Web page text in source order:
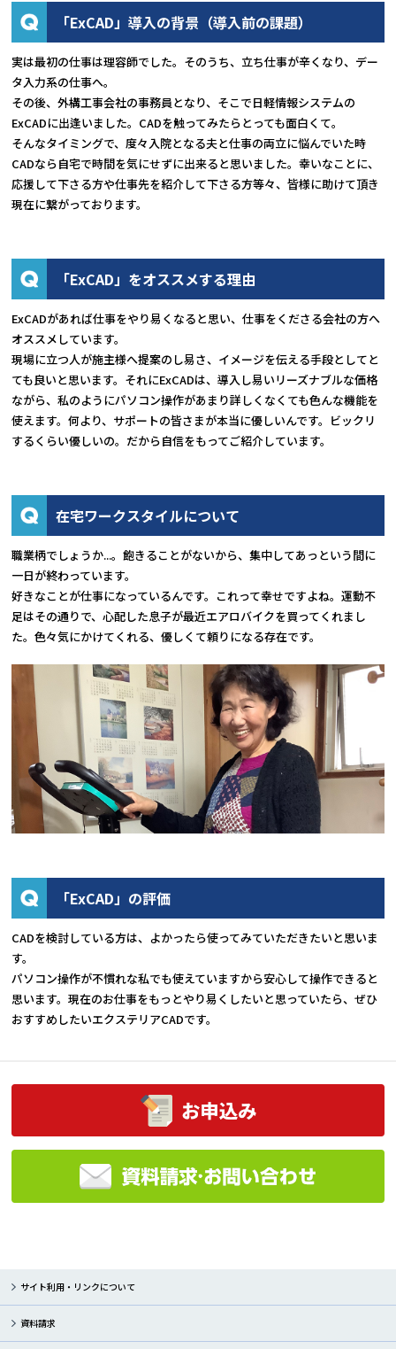
「ExCAD」導入の背景（導入前の課題）
実は最初の仕事は理容師でした。そのうち、立ち仕事が辛くなり、デー
タ入力系の仕事へ。
その後、外構工事会社の事務員となり、そこで日軽情報システムの
ExCADに出逢いました。CADを触ってみたらとっても面白くて。
そんなタイミングで、度々入院となる夫と仕事の両立に悩んでいた時
CADなら自宅で時間を気にせずに出来ると思いました。幸いなことに、
応援して下さる方や仕事先を紹介して下さる方等々、皆様に助けて頂き
現在に繋がっております。
「ExCAD」をオススメする理由
ExCADがあれば仕事をやり易くなると思い、仕事をくださる会社の方へ
オススメしています。
現場に立つ人が施主様へ提案のし易さ、イメージを伝える手段としてと
ても良いと思います。それにExCADは、導入し易いリーズナブルな価格
ながら、私のようにパソコン操作があまり詳しくなくても色んな機能を
使えます。何より、サポートの皆さまが本当に優しいんです。ビックリ
するくらい優しいの。だから自信をもってご紹介しています。
在宅ワークスタイルについて
職業柄でしょうか...。飽きることがないから、集中してあっという間に
一日が終わっています。
好きなことが仕事になっているんです。これって幸せですよね。運動不
足はその通りで、心配した息子が最近エアロバイクを買ってくれまし
た。色々気にかけてくれる、優しくて頼りになる存在です。
「ExCAD」の評価
CADを検討している方は、よかったら使ってみていただきたいと思いま
す。
パソコン操作が不慣れな私でも使えていますから安心して操作できると
思います。現在のお仕事をもっとやり易くしたいと思っていたら、ぜひ
おすすめしたいエクステリアCADです。
サイト利用・リンクについて
資料請求